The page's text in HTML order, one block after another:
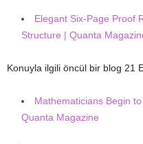
Elegant Six-Page Proof
Structure | Quanta
Konuyla ilgili öncül bir blog 21
Mathematicians Begin to
Quanta Magazine